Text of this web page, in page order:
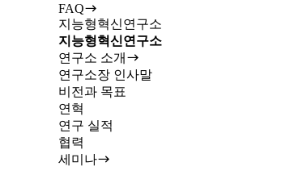
FAQ
지능형혁신연구소
지능형혁신연구소
연구소 소개
연구소장 인사말
비전과 목표
연혁
연구 실적
협력
세미나